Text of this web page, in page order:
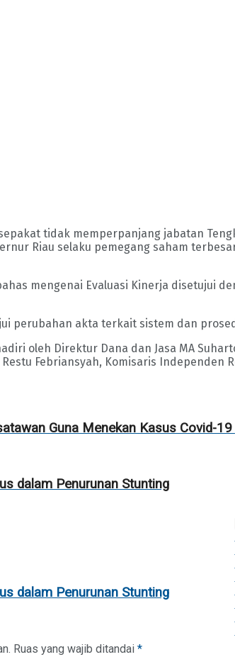
tidak memperpanjang jabatan
Riau selaku pemegang saham
mengenai Evaluasi Kinerja disetujui
perubahan akta terkait sistem dan
oleh Direktur Dana dan Jasa MA
Febriansyah, Komisaris Independen
Guna Menekan Kasus Covid-
dalam Penurunan Stunting
dalam Penurunan Stunting
Ruas yang wajib ditandai *